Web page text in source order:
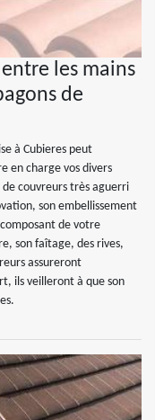
les mains
de
à Cubieres peut
en charge vos divers
couvreurs très aguerri
son embellissement
de votre
son faîtage, des rives,
assureront
ils veilleront à que son